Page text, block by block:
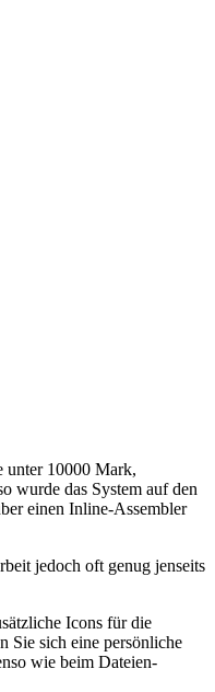
unter 10000 Mark,
wurde das System auf den
einen Inline-Assembler
jedoch oft genug jenseits
Icons für die
Sie sich eine persönliche
wie beim Dateien-